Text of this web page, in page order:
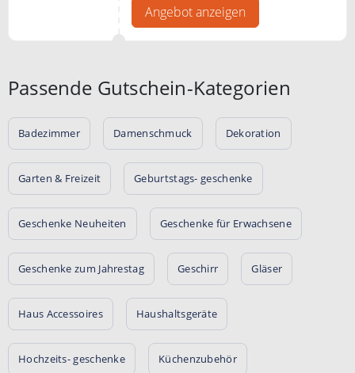
Angebot anzeigen
Passende Gutschein-Kategorien
Badezimmer Damenschmuck Dekoration
Garten & Freizeit Geburtstags- geschenke
Geschenke Neuheiten Geschenke für Erwachsene
Geschenke zum Jahrestag Geschirr Gläser
Haus Accessoires Haushaltsgeräte
Hochzeits- geschenke Küchenzubehör